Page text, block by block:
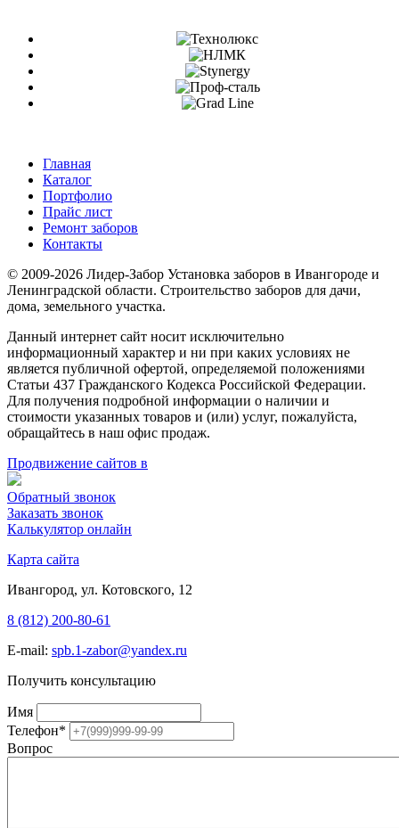
Главная
Каталог
Портфолио
Прайс лист
Ремонт заборов
Контакты
© 2009-2026 Лидер-Забор Установка заборов в Ивангороде и
Ленинградской области. Строительство заборов для дачи,
дома, земельного участка.
Данный интернет сайт носит исключительно
информационный характер и ни при каких условиях не
является публичной офертой, определяемой положениями
Статьи 437 Гражданского Кодекса Российской Федерации.
Для получения подробной информации о наличии и
стоимости указанных товаров и (или) услуг, пожалуйста,
обращайтесь в наш офис продаж.
Продвижение сайтов в
Обратный звонок
Заказать звонок
Калькулятор онлайн
Карта сайта
Ивангород, ул. Котовского, 12
8 (812) 200-80-61
E-mail: spb.1-zabor@yandex.ru
Получить консультацию
Имя
Телефон*
Вопрос